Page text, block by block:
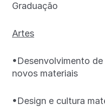
Graduação
Artes
•Desenvolvimento
novos materiais
•Design e cultura